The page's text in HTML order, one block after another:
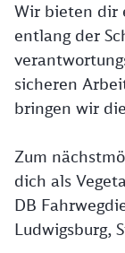
Wir bieten dir
entlang der
sicheren
bringen wir
Zum
dich als
DB
Ludwigsburg,